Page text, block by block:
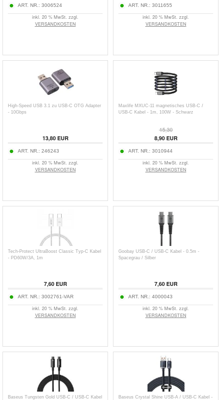
ART. NR.: 3006524
inkl. 20 % MwSt. zzgl.
VERSANDKOSTEN
ART. NR.: 3011655
inkl. 20 % MwSt. zzgl.
VERSANDKOSTEN
High-Speed USB 3.1 zu USB-C OTG Adapter
- 10Gbps
13,80EUR
ART. NR.: 246243
inkl. 20 % MwSt. zzgl.
VERSANDKOSTEN
Maxlife MXUC-11 magnetisches USB-C /
USB-C Kabel - 1m, 100W - Schwarz
15,30
8,90EUR
ART. NR.: 3010944
inkl. 20 % MwSt. zzgl.
VERSANDKOSTEN
Tech-Protect UltraBoost Classic Typ-C Kabel
- PD60W/3A, 1m
7,60EUR
ART. NR.: 3002761-VAR
inkl. 20 % MwSt. zzgl.
VERSANDKOSTEN
Goobay USB-C / USB-C Kabel - 0.5m -
Spacegrau / Silber
7,60EUR
ART. NR.: 4000043
inkl. 20 % MwSt. zzgl.
VERSANDKOSTEN
Baseus Tungsten Gold USB-C / USB-C Kabel
Baseus Crystal Shine USB-A / USB-C Kabel -